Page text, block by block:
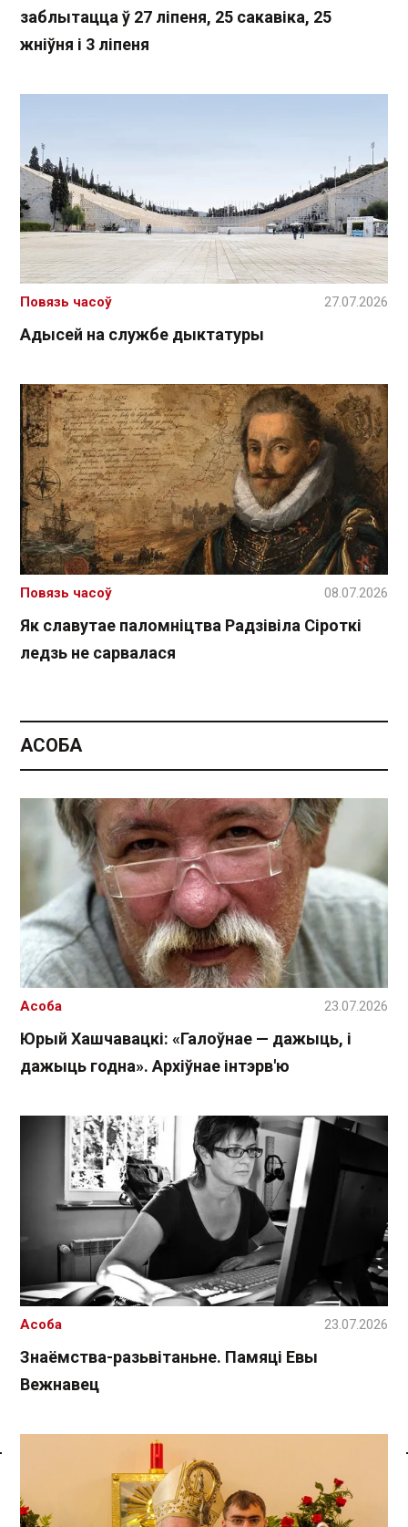
Спасылка без VPN
заблытацца ў 27 ліпеня, 25 сакавіка, 25
жніўня і 3 ліпеня
Адысей на службе дыктатуры
Повязь часоў 27.07.2026
Як славутае паломніцтва Радзівіла Сіроткі
ледзь не сарвалася
Повязь часоў 08.07.2026
АСОБА
Юрый Хашчавацкі: «Галоўнае — дажыць, і
дажыць годна». Архіўнае інтэрв'ю
Асоба 23.07.2026
Знаёмства-разьвітаньне. Памяці Евы
Вежнавец
Асоба 23.07.2026